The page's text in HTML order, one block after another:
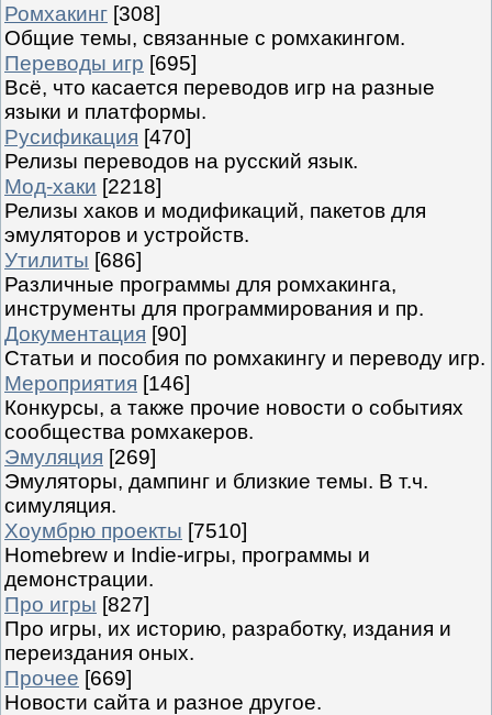
Ромхакинг [308]
Общие темы, связанные с ромхакингом.
Переводы игр [695]
Всё, что касается переводов игр на разные
языки и платформы.
Русификация [470]
Релизы переводов на русский язык.
Мод-хаки [2218]
Релизы хаков и модификаций, пакетов для
эмуляторов и устройств.
Утилиты [686]
Различные программы для ромхакинга,
инструменты для программирования и пр.
Документация [90]
Статьи и пособия по ромхакингу и переводу игр.
Мероприятия [146]
Конкурсы, а также прочие новости о событиях
сообщества ромхакеров.
Эмуляция [269]
Эмуляторы, дампинг и близкие темы. В т.ч.
симуляция.
Хоумбрю проекты [7510]
Homebrew и Indie-игры, программы и
демонстрации.
Про игры [827]
Про игры, их историю, разработку, издания и
переиздания оных.
Прочее [669]
Новости сайта и разное другое.